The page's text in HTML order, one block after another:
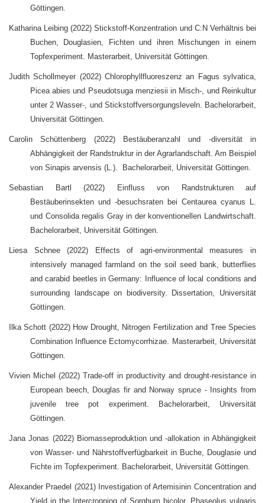
Göttingen.
Katharina Leibing (2022) Stickstoff-Konzentration und C:N Verhältnis bei
Buchen, Douglasien, Fichten und ihren Mischungen in einem
Topfexperiment. Masterarbeit, Universität Göttingen.
Judith Schollmeyer (2022) Chlorophyllfluoreszenz an Fagus sylvatica,
Picea abies und Pseudotsuga menziesii in Misch-, und Reinkultur
unter 2 Wasser-, und Stickstoffversorgungsleveln. Bachelorarbeit,
Universität Göttingen.
Carolin Schüttenberg (2022) Bestäuberanzahl und -diversität in
Abhängigkeit der Randstruktur in der Agrarlandschaft. Am Beispiel
von Sinapis arvensis (L.). Bachelorarbeit, Universität Göttingen.
Sebastian Bartl (2022) Einfluss von Randstrukturen auf
Bestäuberinsekten und -besuchsraten bei Centaurea cyanus L.
und Consolida regalis Gray in der konventionellen Landwirtschaft.
Bachelorarbeit, Universität Göttingen.
Liesa Schnee (2022) Effects of agri-environmental measures in
intensively managed farmland on the soil seed bank, butterflies
and carabid beetles in Germany: Influence of local conditions and
surrounding landscape on biodiversity. Dissertation, Universität
Göttingen.
Ilka Schott (2022) How Drought, Nitrogen Fertilization and Tree Species
Combination Influence Ectomycorrhizae. Masterarbeit, Universität
Göttingen.
Vivien Michel (2022) Trade-off in productivity and drought-resistance in
European beech, Douglas fir and Norway spruce - Insights from
juvenile tree pot experiment. Bachelorarbeit, Universität
Göttingen.
Jana Jonas (2022) Biomasseproduktion und -allokation in Abhängigkeit
von Wasser- und Nährstoffverfügbarkeit in Buche, Douglasie und
Fichte im Topfexperiment. Bachelorarbeit, Universität Göttingen.
Alexander Praedel (2021) Investigation of Artemisinin Concentration and
Yield in the Intercropping of Sorghum bicolor, Phaseolus vulgaris